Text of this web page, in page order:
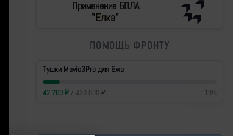
Применение БПЛА
"Елка"
ПОМОЩЬ ФРОНТУ
Тушки Mavic3Pro для Ежа
42 700₽/ 430 000 ₽ 10%